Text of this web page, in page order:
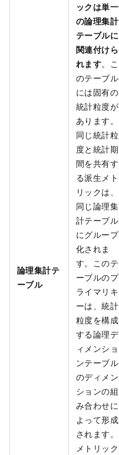
論理集計テ
ーブル
ックは単一
の論理集計
テーブルに
関連付けら
れます。こ
のテーブル
には固有の
統計粒度が
あります。
同じ統計粒
度と統計期
間を共有す
る派生メト
リックは、
同じ論理集
計テーブル
にグループ
化されま
す。このテ
ーブルのプ
ライマリキ
ーは、統計
粒度を構成
する論理デ
ィメンショ
ンテーブル
のディメン
ションの組
み合わせに
よって形成
されます。
メトリック